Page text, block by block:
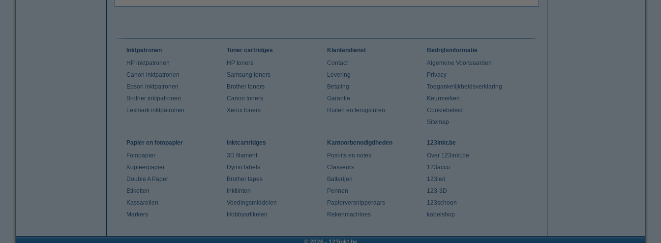
Inktpatronen
HP inktpatronen
Canon inktpatronen
Epson inktpatronen
Brother inktpatronen
Lexmark inktpatronen
Toner cartridges
HP toners
Samsung toners
Brother toners
Canon toners
Xerox toners
Klantendienst
Contact
Levering
Betaling
Garantie
Ruilen en terugsturen
Bedrijfsinformatie
Algemene Voorwaarden
Privacy
Toegankelijkheidsverklaring
Keurmerken
Cookiebeleid
Sitemap
Papier en fotopapier
Fotopapier
Kopieerpapier
Double A Paper
Etiketten
Kassarollen
Markers
Inktcartridges
3D filament
Dymo labels
Brother tapes
Inktlinten
Voedingsmiddelen
Hobbyartikelen
Kantoorbenodigdheden
Post-its en notes
Classeurs
Batterijen
Pennen
Papierversnipperaars
Rekenmachines
123inkt.be
Over 123inkt.be
123accu
123led
123-3D
123schoon
kabelshop